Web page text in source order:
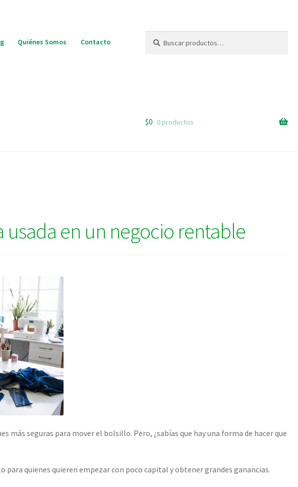
Quiénes Somos Contacto
por:
$0 0 productos
en un negocio rentable
más seguras para mover el bolsillo. Pero, ¿sabías que hay una forma de hacer que
quienes quieren empezar con poco capital y obtener grandes ganancias.